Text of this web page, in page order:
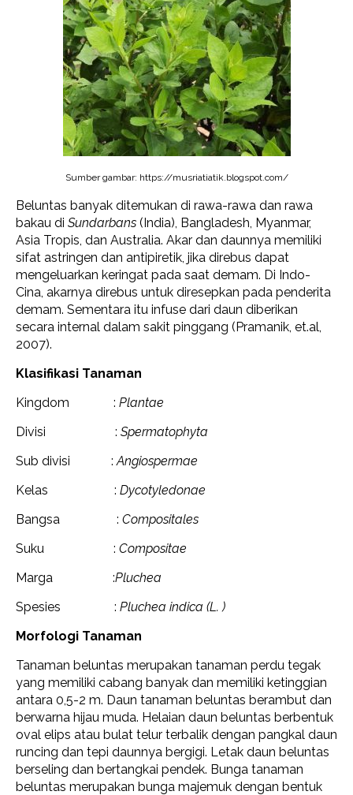
Sumber gambar: https://musriatiatik.blogspot.com/
Beluntas banyak ditemukan di rawa-rawa dan rawa
bakau di Sundarbans (India), Bangladesh, Myanmar,
Asia Tropis, dan Australia. Akar dan daunnya memiliki
sifat astringen dan antipiretik, jika direbus dapat
mengeluarkan keringat pada saat demam. Di Indo-
Cina, akarnya direbus untuk diresepkan pada penderita
demam. Sementara itu infuse dari daun diberikan
secara internal dalam sakit pinggang (Pramanik, et.al,
2007).
Klasifikasi Tanaman
Kingdom : Plantae
Divisi : Spermatophyta
Sub divisi : Angiospermae
Kelas : Dycotyledonae
Bangsa : Compositales
Suku : Compositae
Marga :Pluchea
Spesies : Pluchea indica (L. )
Morfologi Tanaman
Tanaman beluntas merupakan tanaman perdu tegak
yang memiliki cabang banyak dan memiliki ketinggian
antara 0,5-2 m. Daun tanaman beluntas berambut dan
berwarna hijau muda. Helaian daun beluntas berbentuk
oval elips atau bulat telur terbalik dengan pangkal daun
runcing dan tepi daunnya bergigi. Letak daun beluntas
berseling dan bertangkai pendek. Bunga tanaman
beluntas merupakan bunga majemuk dengan bentuk